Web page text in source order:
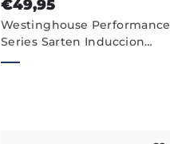
€49,95
Westinghouse Performance
Series Sarten Induccion
Antiadherente - 24 cm